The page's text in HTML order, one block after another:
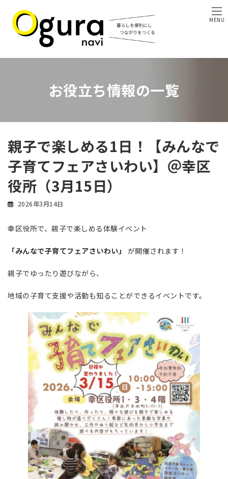
へ
ョ
お役立ち情報の一覧
親子で楽しめる1日！【みんなで
子育てフェアさいわい】＠幸区
役所（3月15日）
2026年3月14日
幸区役所で、親子で楽しめる体験イベント
「みんなで子育てフェアさいわい」 が開催されます！
親子でゆったり遊びながら、
地域の子育て支援や活動も知ることができるイベントです。
MENU